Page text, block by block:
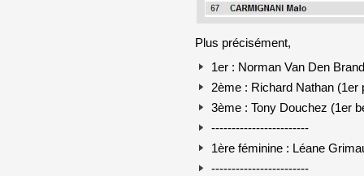
Plus précisément,
1er : Norman Van Den
2ème : Richard Nathan (1er
3ème : Tony Douchez (1er
------------------------
1ère féminine : Léane
------------------------